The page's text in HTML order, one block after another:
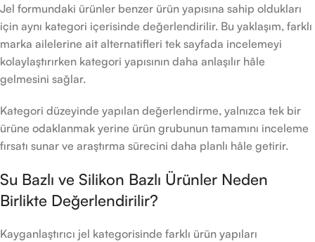
Jel formundaki ürünler benzer ürün yapısına sahip oldukları
için aynı kategori içerisinde değerlendirilir. Bu yaklaşım, farklı
marka ailelerine ait alternatifleri tek sayfada incelemeyi
kolaylaştırırken kategori yapısının daha anlaşılır hâle
gelmesini sağlar.
Kategori düzeyinde yapılan değerlendirme, yalnızca tek bir
ürüne odaklanmak yerine ürün grubunun tamamını inceleme
fırsatı sunar ve araştırma sürecini daha planlı hâle getirir.
Su Bazlı ve Silikon Bazlı Ürünler Neden
Birlikte Değerlendirilir?
Kayganlaştırıcı jel kategorisinde farklı ürün yapıları